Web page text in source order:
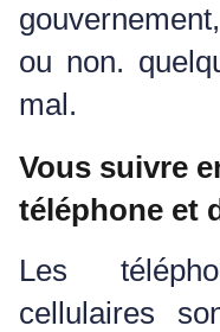
ou non.
mal.
Vous suivre
téléphone et
Les
cellulaires